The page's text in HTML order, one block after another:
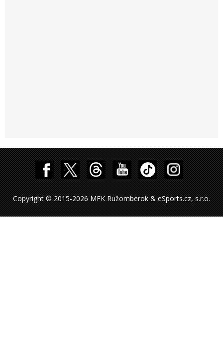
Copyright © 2015-2026 MFK Ružomberok & eSports.cz, s.r.o.